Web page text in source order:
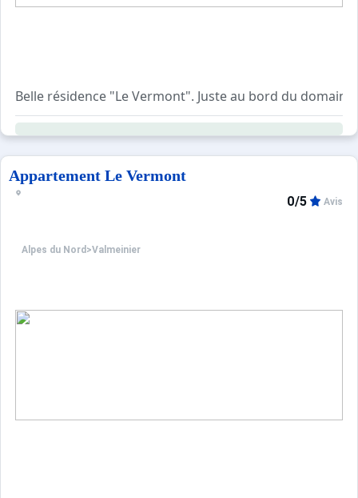
Belle résidence "Le Vermont". Juste au bord du
Appartement Le Vermont
Alpes du Nord >Valmeinier
0/5 Avis